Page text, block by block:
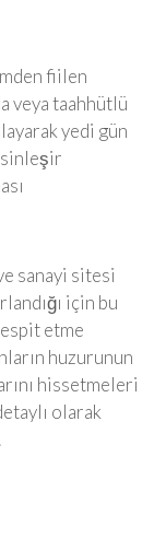
fiilen
veya taahhütlü
yedi gün
sanayi sitesi
için bu
etme
huzurunun
hissetmeleri
olarak